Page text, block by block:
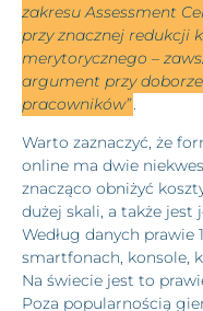
zakresu Assessment
przy znacznej redukcji
merytorycznego –
argument przy
pracowników”.
Warto zaznaczyć, że
online ma dwie
znacząco obniżyć
dużej skali, a także jest
Według danych
smartfonach, konsole,
Na świecie jest to
Poza popularnością